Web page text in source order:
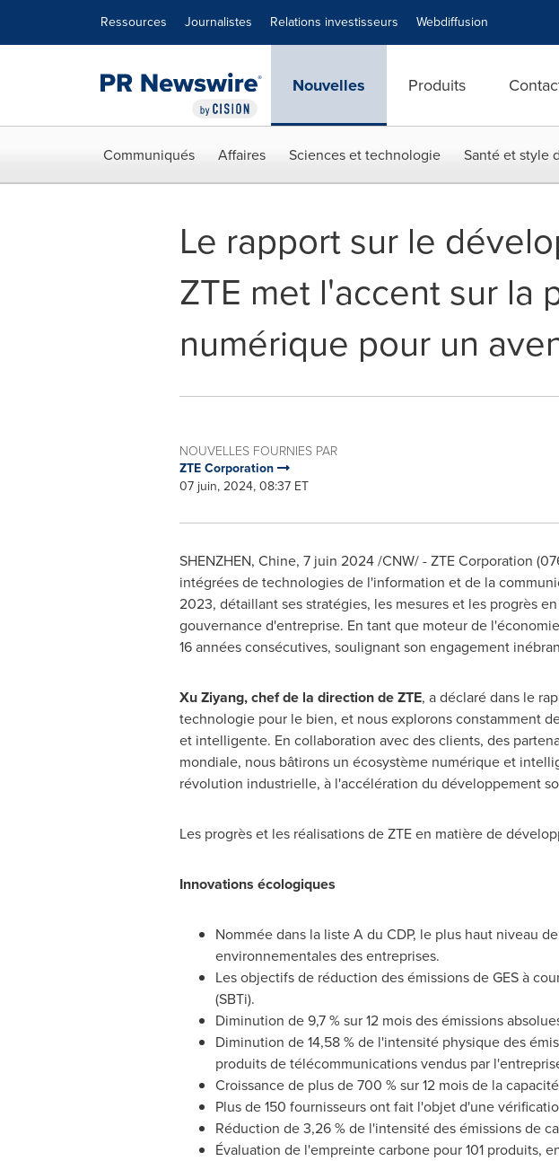
Ressources Journalistes Relations investisseurs Webdiffusion
Nouvelles Produits
Communiqués Affaires Sciences et technologie Santé et style
Le rapport sur le
ZTE met l'accent sur la
numérique pour un
NOUVELLES FOURNIES PAR
ZTE Corporation
07 juin, 2024, 08:37 ET
SHENZHEN, Chine, 7 juin 2024/CNW/ - ZTE Corporation
intégrées de technologies de l'information et de la
2023, détaillant ses stratégies, les mesures et les progrès
gouvernance d'entreprise. En tant que moteur de
16 années consécutives, soulignant son engagement
Xu Ziyang, chef de la direction de ZTE, a déclaré dans le
technologie pour le bien, et nous explorons constamment
et intelligente. En collaboration avec des clients, des
mondiale, nous bâtirons un écosystème numérique et
révolution industrielle, à l'accélération du développement
Les progrès et les réalisations de ZTE en matière de
Innovations écologiques
Nommée dans la liste A du CDP, le plus haut niveau
environnementales des entreprises.
Les objectifs de réduction des émissions de GES à
(SBTi).
Diminution de 9,7 % sur 12 mois des émissions
Diminution de 14,58 % de l'intensité physique des
produits de télécommunications vendus par
Croissance de plus de 700 % sur 12 mois de la
Plus de 150 fournisseurs ont fait l'objet d'une
Réduction de 3,26 % de l'intensité des émissions de
Évaluation de l'empreinte carbone pour 101 produits,